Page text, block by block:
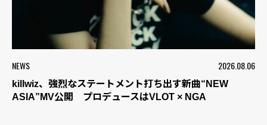
NEWS 2026.08.06
killwiz、強烈なステートメント打ち出す新曲“NEW
ASIA”MV公開 プロデュースはVLOT × NGA